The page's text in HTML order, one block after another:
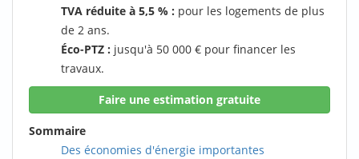
TVA réduite à 5,5 % : pour les logements de plus
de 2 ans.
Éco-PTZ : jusqu'à 50 000 € pour financer les
travaux.
Faire une estimation gratuite
Sommaire
Des économies d'énergie importantes